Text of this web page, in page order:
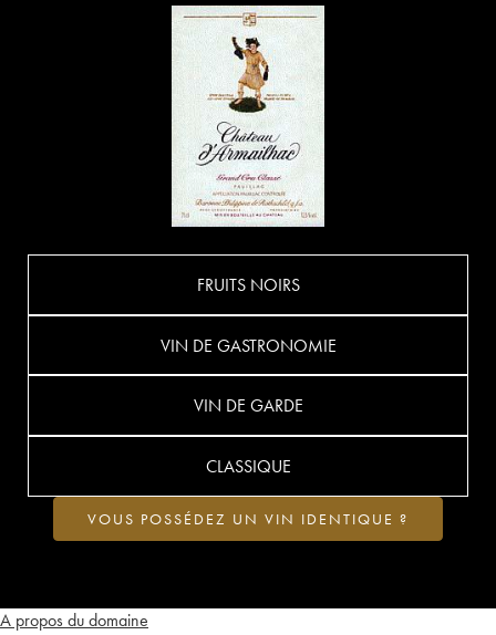
A propos du domaine
FRUITS NOIRS
VIN DE GASTRONOMIE
VIN DE GARDE
CLASSIQUE
VOUS POSSÉDEZ UN VIN IDENTIQUE ?